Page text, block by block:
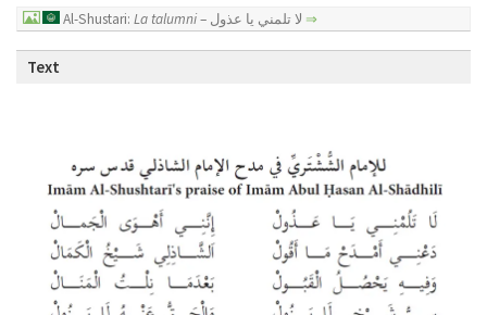
Al-Shustari:La talumni ⇒
Text